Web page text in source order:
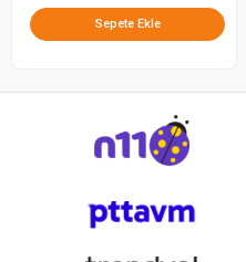
Sepete Ekle